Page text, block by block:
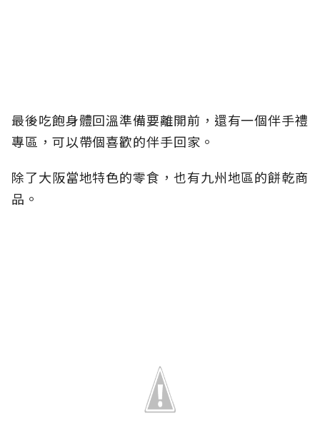
最後吃飽身體回溫準備要離開前，還有一個伴手禮
專區，可以帶個喜歡的伴手回家。
除了大阪當地特色的零食，也有九州地區的餅乾商
品。